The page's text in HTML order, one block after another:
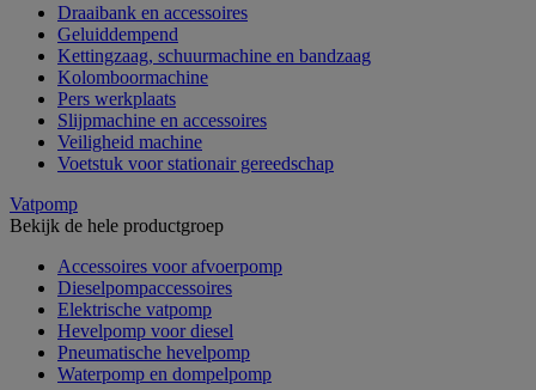
Draaibank en accessoires
Geluiddempend
Kettingzaag, schuurmachine en bandzaag
Kolomboormachine
Pers werkplaats
Slijpmachine en accessoires
Veiligheid machine
Voetstuk voor stationair gereedschap
Vatpomp
Bekijk de hele productgroep
Accessoires voor afvoerpomp
Dieselpompaccessoires
Elektrische vatpomp
Hevelpomp voor diesel
Pneumatische hevelpomp
Waterpomp en dompelpomp